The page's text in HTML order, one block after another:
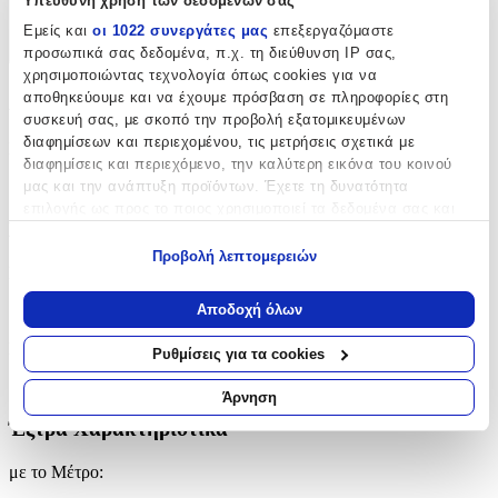
Εμείς και οι 1022 συνεργάτες μας επεξεργαζόμαστε
προσωπικά σας δεδομένα, π.χ. τη διεύθυνση IP σας,
χρησιμοποιώντας τεχνολογία όπως cookies για να
αποθηκεύουμε και να έχουμε πρόσβαση σε πληροφορίες στη
συσκευή σας, με σκοπό την προβολή εξατομικευμένων
διαφημίσεων και περιεχομένου, τις μετρήσεις σχετικά με
διαφημίσεις και περιεχόμενο, την καλύτερη εικόνα του κοινού
μας και την ανάπτυξη προϊόντων. Έχετε τη δυνατότητα
Να συλλέξουμε πληροφορίες σχετικά με τη γεωγραφική
σας τοποθεσία, οι οποίες μπορεί να είναι ακριβείς σε
απόσταση μερικών μέτρων
Να αναγνωρίσουμε τη συσκευή σας σαρώνοντας ενεργά
για συγκεκριμένα χαρακτηριστικά (δακτυλικό αποτύπωμα)
Μάθετε περισσότερα σχετικά με τον τρόπο επεξεργασίας των
προσωπικών σας δεδομένων και καθορίστε τις προτιμήσεις σας
ανακαλέσετε τη συγκατάθεσή σας ανά πάσα στιγμή από τη
Προβολή λεπτομερειών
Αποδοχή όλων
Ρυθμίσεις για τα cookies
Άρνηση
+
Χαρακτηριστικά
Κατασκευαστής:
Colore Colori
Βασικά Χαρακτηριστικά
Κατασκευή
Μηχανής
Έξτρα Χαρακτηριστικά
με το Μέτρο: